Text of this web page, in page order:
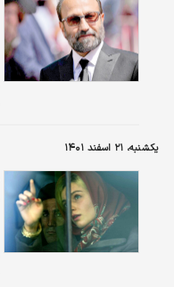
یکشنبه، ۲۱ اسفند ۱۴۰۱